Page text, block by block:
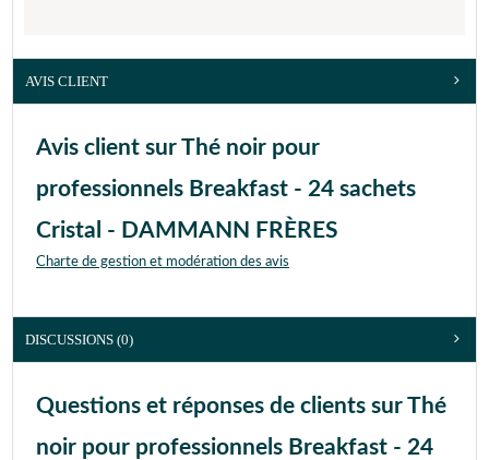
AVIS CLIENT
Avis client sur Thé noir pour
professionnels Breakfast - 24 sachets
Cristal - DAMMANN FRÈRES
Charte de gestion et modération des avis
DISCUSSIONS (0)
Questions et réponses de clients sur Thé
noir pour professionnels Breakfast - 24